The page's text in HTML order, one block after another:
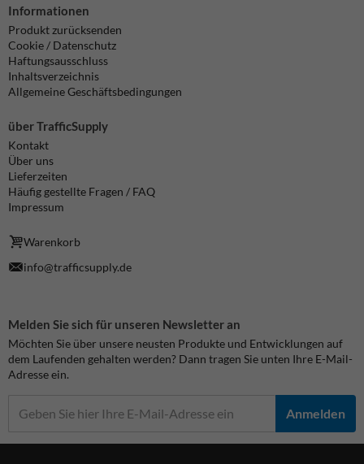
Informationen
Produkt zurücksenden
Cookie / Datenschutz
Haftungsausschluss
Inhaltsverzeichnis
Allgemeine Geschäftsbedingungen
über TrafficSupply
Kontakt
Über uns
Lieferzeiten
Häufig gestellte Fragen / FAQ
Impressum
Warenkorb
info@trafficsupply.de
Melden Sie sich für unseren Newsletter an
Möchten Sie über unsere neusten Produkte und Entwicklungen auf
dem Laufenden gehalten werden? Dann tragen Sie unten Ihre E-Mail-
Adresse ein.
Anmelden